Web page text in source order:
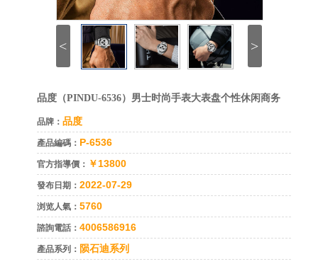
< >
品度（PINDU-6536）男士时尚手表大表盘个性休闲商务
品牌：品度
產品編碼： P-6536
官方指導價： ￥13800
發布日期：2022-07-29
浏览人氣：5760
諮詢電話：4006586916
產品系列： 陨石迪系列